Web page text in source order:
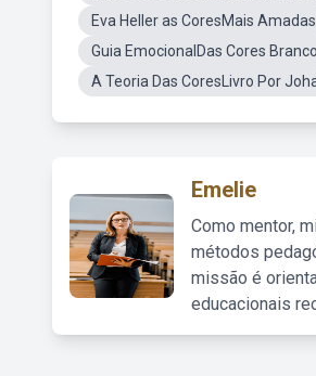
Eva Heller as CoresMais Amadas
Guia EmocionalDas Cores Branco
A Teoria Das CoresLivro Por
Emelie
Como mentor,
métodos
missão é
educacionais